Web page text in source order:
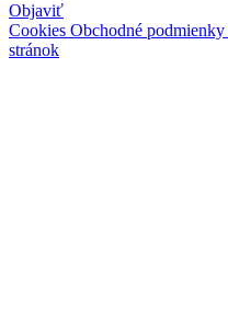
Objaviť
Cookies Obchodné podmienky
stránok